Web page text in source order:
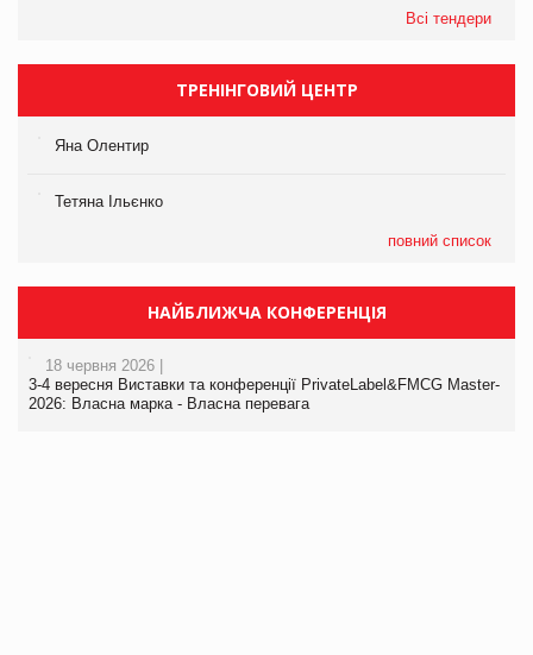
Всі тендери
ТРЕНІНГОВИЙ ЦЕНТР
Яна Олентир
Тетяна Ільєнко
повний список
НАЙБЛИЖЧА КОНФЕРЕНЦІЯ
18 червня 2026 |
3-4 вересня Виставки та конференції PrivateLabel&FMCG Master-
2026: Власна марка - Власна перевага